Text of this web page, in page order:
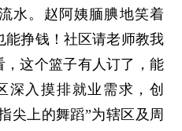
水。赵阿姨腼腆地笑着
能挣钱！社区请老师教我
这个篮子有人订了，能
深入摸排就业需求，创
尖上的舞蹈”为辖区及周